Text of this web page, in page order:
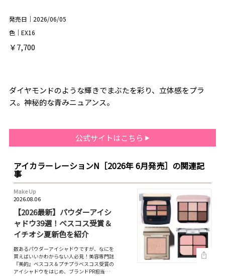
発売日｜2026/06/05
色｜EX16
￥7,700
ダイヤモンドのような輝きでまぶたを彩り、立体感をプラ
ス。神秘的な青みニュアンス。
公式サイトはこちら
アイカラーレーションN［2026年 6月発売］の関連記
事
Make Up
2026.08.06
【2026最新】パウダーアイシ
ャドウ39選！ベスコス受賞＆
イチオシ夏新色を紹介
数あるパウダーアイシャドウですが、なにを
買えばいいかわからない人必見！美容専門誌
『美的』ベスコス＆プチプラベスコス受賞の
アイシャドウをはじめ、ブランドPR担当…